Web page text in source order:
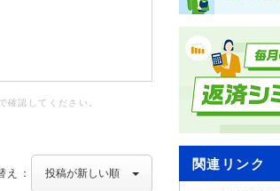
認してください。
え：
関連リンク